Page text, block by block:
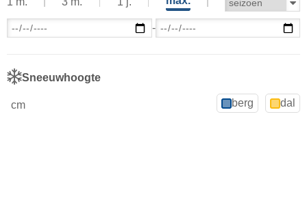
-
Sneeuwhoogte
cm berg dal